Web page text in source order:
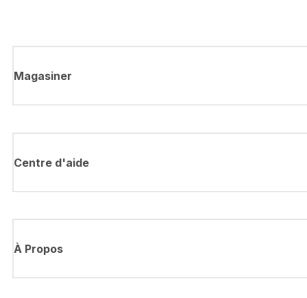
Magasiner
Centre d'aide
À Propos